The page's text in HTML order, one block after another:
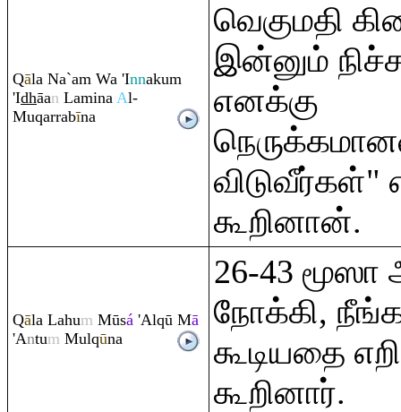
Qāla Na`am Wa 'Innakum
'Idhāan Lamina Al-
Muqarrabīna
வெகுமதி
இன்னும்
எனக்கு
கூறினான்.
Qāla Lahum Mūsá 'Alqū Mā
'Antum Mulqūna
26-43
நோக்கி,
கூடியதை
கூறினார்.